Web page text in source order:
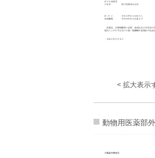
< 拡大表示
動物用医薬部